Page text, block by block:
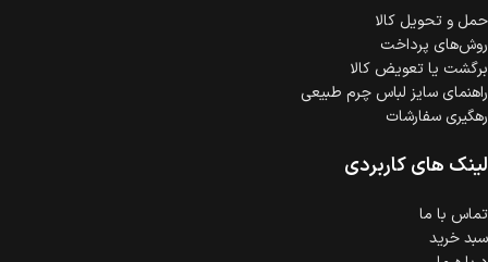
حمل‌ و تحویل کالا
روش‌های پرداخت
برگشت یا تعویض کالا
راهنمای سایز لباس چرم طبیعی
رهگیری سفارشات
لینک های کاربردی
تماس با ما
سبد خرید